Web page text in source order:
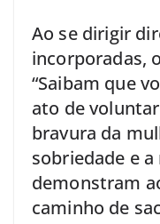
Ao se dirigir
incorporadas,
“Saibam que
ato de
bravura da
sobriedade e
demonstram
caminho de